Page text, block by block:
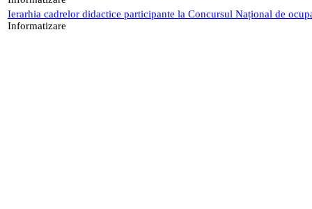
Ierarhia cadrelor didactice participante la Concursul Național de
Informatizare